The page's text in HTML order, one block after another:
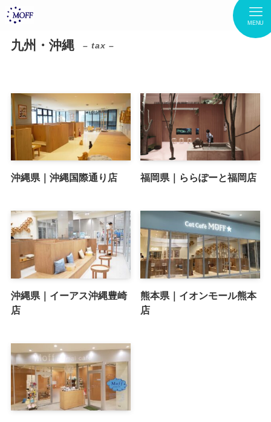
MENU
九州・沖縄 – tax –
沖縄県｜沖縄国際通り店 福岡県｜ららぽーと福岡店
沖縄県｜イーアス沖縄豊崎
店
熊本県｜イオンモール熊本
店